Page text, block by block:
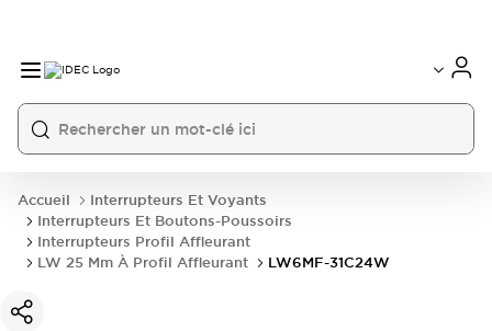
Accueil
Interrupteurs Et Voyants
Interrupteurs Et Boutons-Poussoirs
Interrupteurs Profil Affleurant
LW 25 Mm À Profil Affleurant
LW6MF-31C24W